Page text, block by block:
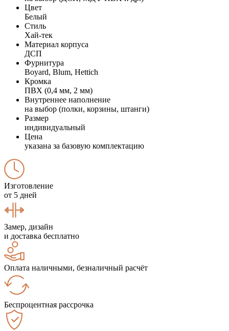
Цвет
Белый
Стиль
Хай-тек
Материал корпуса
ДСП
Фурнитура
Boyard, Blum, Hettich
Кромка
ПВХ (0,4 мм, 2 мм)
Внутреннее наполнение
на выбор (полки, корзины, штанги)
Размер
индивидуальный
Цена
указана за базовую комплектацию
Изготовление
от 5 дней
Замер, дизайн
и доставка бесплатно
Оплата наличными, безналичный расчёт
Беспроцентная рассрочка